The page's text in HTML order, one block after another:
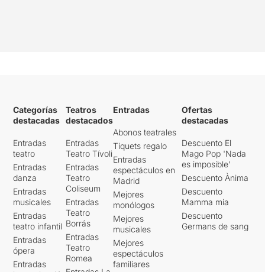
Categorías
destacadas
Entradas
teatro
Entradas
danza
Entradas
musicales
Entradas
teatro infantil
Entradas
ópera
Entradas
Teatros
destacados
Entradas
Teatro Tívoli
Entradas
Teatro
Coliseum
Entradas
Teatro
Borrás
Entradas
Teatro
Romea
Entradas
Abonos teatrales
Tiquets regalo
Entradas
espectáculos en
Madrid
Mejores
monólogos
Mejores
musicales
Mejores
espectáculos
familiares
Ofertas
destacadas
Descuento El
Mago Pop 'Nada
es imposible'
Descuento Ànima
Descuento
Mamma mia
Descuento
Germans de sang